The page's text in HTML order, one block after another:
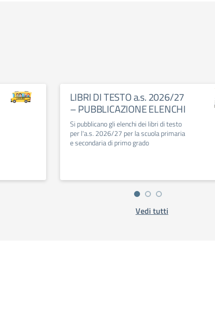
LIBRI DI TESTO a.s. 2026/27
– PUBBLICAZIONE ELENCHI
Si pubblicano gli elenchi dei libri di testo
per l'a.s. 2026/27 per la scuola primaria
e secondaria di primo grado
Vedi tutti